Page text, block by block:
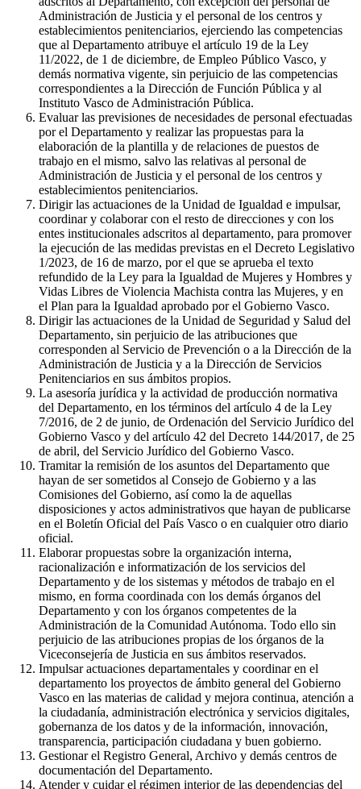
Administración de Justicia y el personal de los centros y
establecimientos penitenciarios, ejerciendo las competencias
que al Departamento atribuye el artículo 19 de la Ley
11/2022, de 1 de diciembre, de Empleo Público Vasco, y
demás normativa vigente, sin perjuicio de las competencias
correspondientes a la Dirección de Función Pública y al
Instituto Vasco de Administración Pública.
Evaluar las previsiones de necesidades de personal efectuadas
por el Departamento y realizar las propuestas para la
elaboración de la plantilla y de relaciones de puestos de
trabajo en el mismo, salvo las relativas al personal de
Administración de Justicia y el personal de los centros y
establecimientos penitenciarios.
Dirigir las actuaciones de la Unidad de Igualdad e impulsar,
coordinar y colaborar con el resto de direcciones y con los
entes institucionales adscritos al departamento, para promover
la ejecución de las medidas previstas en el Decreto Legislativo
1/2023, de 16 de marzo, por el que se aprueba el texto
refundido de la Ley para la Igualdad de Mujeres y Hombres y
Vidas Libres de Violencia Machista contra las Mujeres, y en
el Plan para la Igualdad aprobado por el Gobierno Vasco.
Dirigir las actuaciones de la Unidad de Seguridad y Salud del
Departamento, sin perjuicio de las atribuciones que
corresponden al Servicio de Prevención o a la Dirección de la
Administración de Justicia y a la Dirección de Servicios
Penitenciarios en sus ámbitos propios.
La asesoría jurídica y la actividad de producción normativa
del Departamento, en los términos del artículo 4 de la Ley
7/2016, de 2 de junio, de Ordenación del Servicio Jurídico del
Gobierno Vasco y del artículo 42 del Decreto 144/2017, de 25
de abril, del Servicio Jurídico del Gobierno Vasco.
Tramitar la remisión de los asuntos del Departamento que
hayan de ser sometidos al Consejo de Gobierno y a las
Comisiones del Gobierno, así como la de aquellas
disposiciones y actos administrativos que hayan de publicarse
en el Boletín Oficial del País Vasco o en cualquier otro diario
oficial.
Elaborar propuestas sobre la organización interna,
racionalización e informatización de los servicios del
Departamento y de los sistemas y métodos de trabajo en el
mismo, en forma coordinada con los demás órganos del
Departamento y con los órganos competentes de la
Administración de la Comunidad Autónoma. Todo ello sin
perjuicio de las atribuciones propias de los órganos de la
Viceconsejería de Justicia en sus ámbitos reservados.
Impulsar actuaciones departamentales y coordinar en el
departamento los proyectos de ámbito general del Gobierno
Vasco en las materias de calidad y mejora continua, atención a
la ciudadanía, administración electrónica y servicios digitales,
gobernanza de los datos y de la información, innovación,
transparencia, participación ciudadana y buen gobierno.
Gestionar el Registro General, Archivo y demás centros de
documentación del Departamento.
Atender y cuidar el régimen interior de las dependencias del